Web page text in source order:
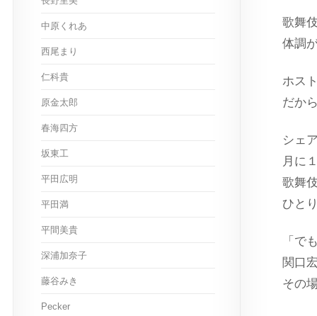
歌舞
体調
ホス
だか
シェ
月に
歌舞
ひと
「で
関口
その
中原くれあ
西尾まり
仁科貴
原金太郎
春海四方
坂東工
平田広明
平田満
平間美貴
深浦加奈子
藤谷みき
Pecker